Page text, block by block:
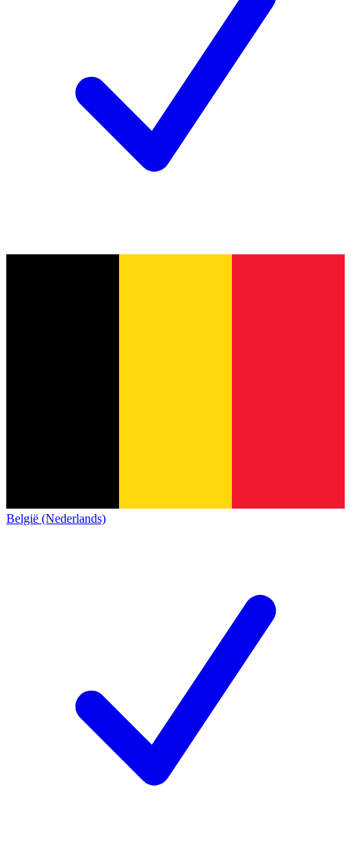
België (Nederlands)